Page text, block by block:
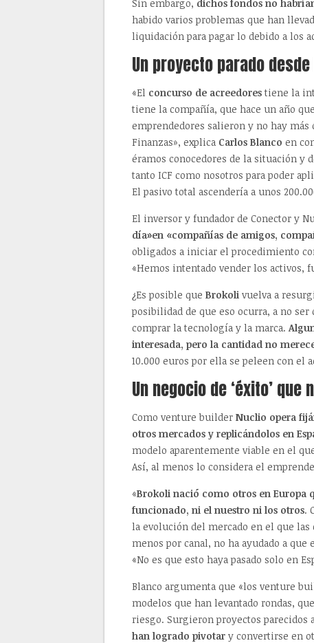
Sin embargo, dichos fondos no
habido varios problemas que han
liquidación para pagar lo debido a los
Un proyecto parado
«El concurso de acreedorestiene la
tiene la compañía, que hace un año
emprendedores salieron y no hay
Finanzas», explica Carlos Blanco en
éramos conocedores de la situación y
tanto ICF como nosotros para poder
El pasivo total ascendería a unos
El inversor y fundador de Conector y
día»en «compañías de amigos,
obligados a iniciar el procedimiento
«Hemos intentado vender los activos,
¿Es posible que Brokoli vuelva a
posibilidad de que eso ocurra, a no
comprar la tecnología y la marca.
interesada, pero la cantidad no
10.000 euros por ella se peleen con el
Un negocio de ‘éxito’
Como venture builder Nuclio opera
otros mercados y replicándolos en
modelo aparentemente viable en el
Así, al menos lo considera el
«Brokoli nació como otros en Europa
funcionado, ni el nuestro ni los otros.
la evolución del mercado en el que las
menos por canal, no ha ayudado a
«No es que esto haya pasado solo en
Blanco argumenta que «los venture
modelos que han levantado rondas,
riesgo. Surgieron proyectos parecidos
han logrado pivotar y convertirse en